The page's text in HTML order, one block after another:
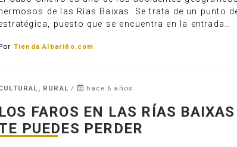
de las Rías Baixas. Se trata de un punto
puesto que se encuentra en la entrada…
Tienda Albariño.com
RURAL/ hace 6 años
FAROS EN LAS RÍAS BAIXAS
PUEDES PERDER